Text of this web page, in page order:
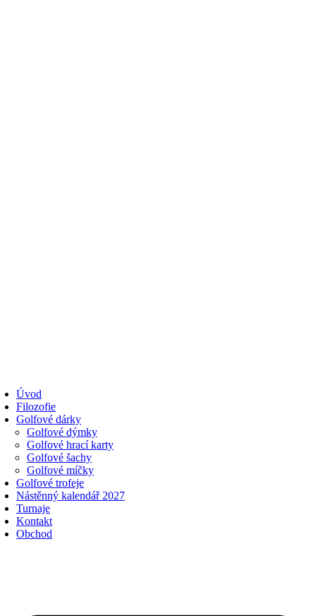
Úvod
Filozofie
Golfové dárky
Golfové dýmky
Golfové hrací karty
Golfové šachy
Golfové míčky
Golfové trofeje
Nástěnný kalendář 2027
Turnaje
Kontakt
Obchod